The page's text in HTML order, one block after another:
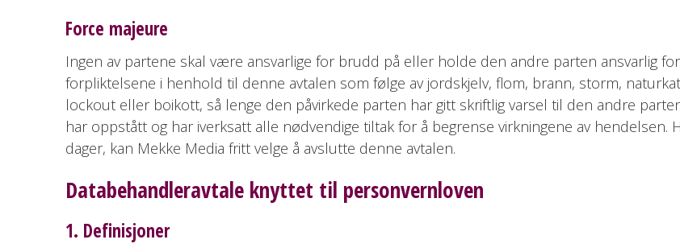
Force majeure
Ingen av partene skal være ansvarlige for brudd på eller holde den andre parten ansvarlig
forpliktelsene i henhold til denne avtalen som følge av jordskjelv, flom, brann, storm,
lockout eller boikott, så lenge den påvirkede parten har gitt skriftlig varsel til den andre
har oppstått og har iverksatt alle nødvendige tiltak for å begrense virkningene av hendelsen.
dager, kan Mekke Media fritt velge å avslutte denne avtalen.
Databehandleravtale knyttet til personvernloven
1. Definisjoner